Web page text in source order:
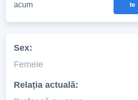
acum
te
Sex:
Femeie
Relația actuală: